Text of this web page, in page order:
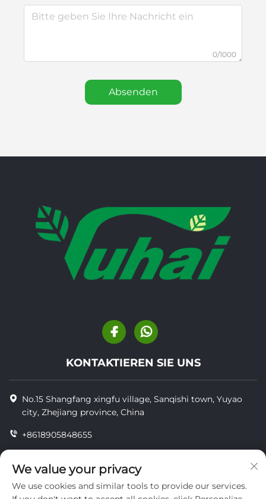
0/1000
Absenden
KONTAKTIEREN SIE UNS
No.15 Shangfang xingfu village, Sanqishi town, Yuyao
city, Zhejiang province, China
+8618905848655
[email protected]
We value your privacy
We use cookies and similar tools to provide our services.